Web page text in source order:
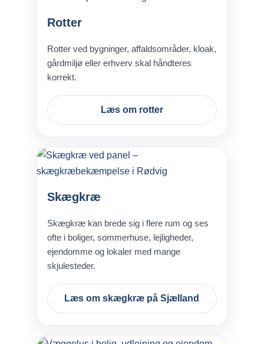
Rotter
Rotter ved bygninger, affaldsområder, kloak,
gårdmiljø eller erhverv skal håndteres
korrekt.
Læs om rotter
Skægkræ
Skægkræ kan brede sig i flere rum og ses
ofte i boliger, sommerhuse, lejligheder,
ejendomme og lokaler med mange
skjulesteder.
Læs om skægkræ på Sjælland